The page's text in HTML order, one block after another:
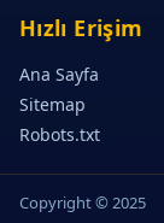
Hızlı Erişim
Ana Sayfa
Sitemap
Robots.txt
Copyright © 2025